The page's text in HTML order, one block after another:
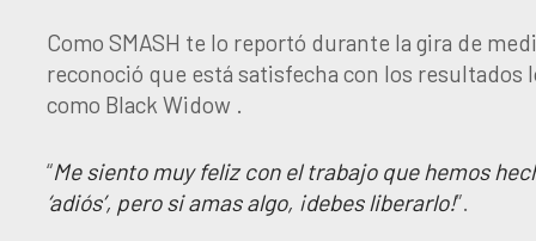
Como SMASH te lo reportó durante la gira de
reconoció que está satisfecha con los
como Black Widow .
“Me siento muy feliz con el trabajo que hemos
‘adiós’, pero si amas algo, ¡debes liberarlo!”.